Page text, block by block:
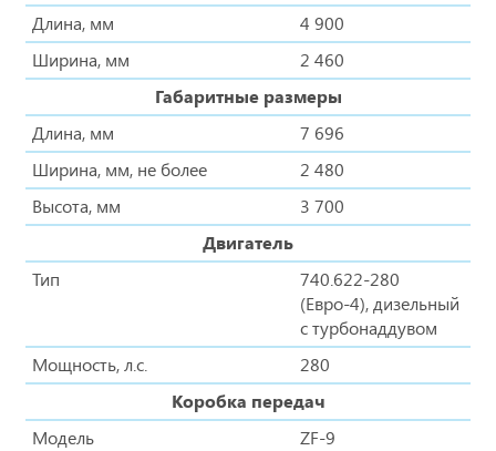
Длина, мм
4 900
Ширина, мм
2 460
Габаритные размеры
Длина, мм
7 696
Ширина, мм, не более
2 480
Высота, мм
3 700
Двигатель
Тип
740.622-280
(Eвро-4), дизельный
с турбонаддувом
Мощность, л.с.
280
Коробка передач
Модель
ZF-9